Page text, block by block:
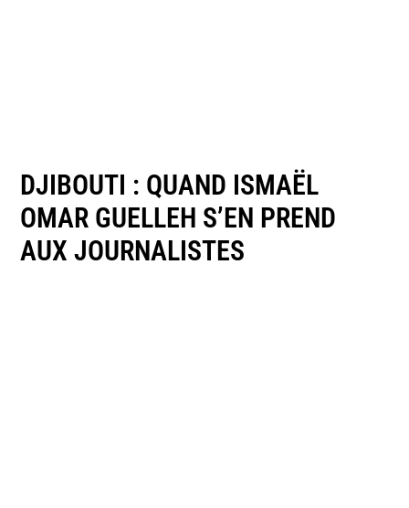
DJIBOUTI : QUAND ISMAËL
OMAR GUELLEH S’EN PREND
AUX JOURNALISTES